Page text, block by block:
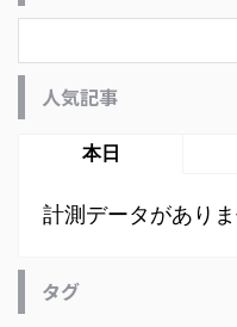
人気記事
本日
計測データがありま
タグ